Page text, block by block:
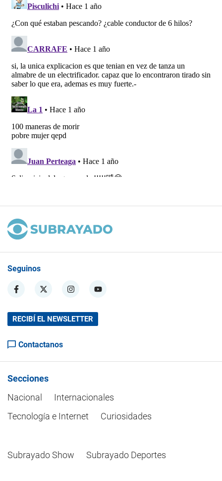
Seguinos
RECIBÍ EL NEWSLETTER
Contactanos
Secciones
Nacional
Internacionales
Tecnología e Internet
Curiosidades
Subrayado Show Subrayado Deportes